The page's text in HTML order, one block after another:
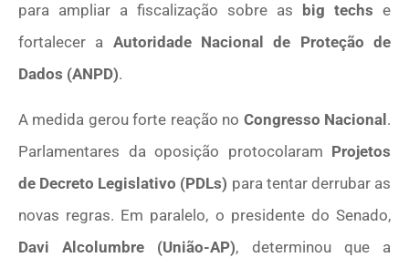
para ampliar a fiscalização sobre as
big techs e
fortalecer a Autoridade Nacional de Proteção de
Dados (ANPD).
A medida gerou forte reação no Congresso Nacional.
Parlamentares da oposição protocolaram Projetos
de Decreto Legislativo (PDLs) para tentar derrubar as
novas regras. Em paralelo, o presidente do Senado,
Davi Alcolumbre (União-AP), determinou que a